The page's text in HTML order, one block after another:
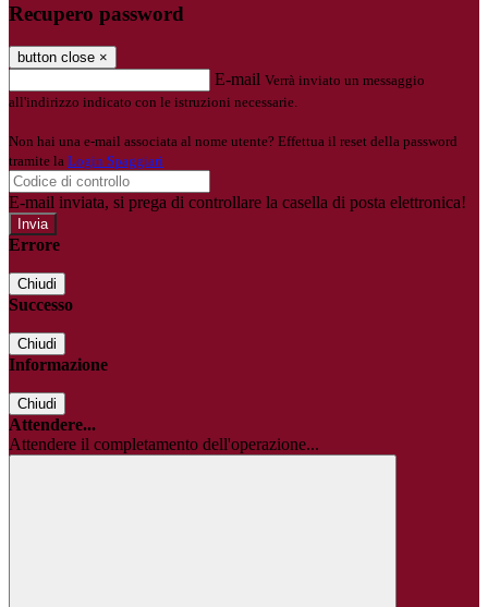
Recupero password
button close ×
E-mail Verrà inviato un messaggio
all'indirizzo indicato con le istruzioni necessarie.
Non hai una e-mail associata al nome utente? Effettua il reset della password
tramite la Login Spaggiari
E-mail inviata, si prega di controllare la casella di posta elettronica!
Errore
Chiudi
Successo
Chiudi
Informazione
Chiudi
Attendere...
Attendere il completamento dell'operazione...